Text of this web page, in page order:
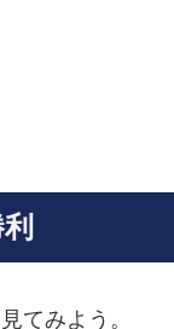
てみよう。